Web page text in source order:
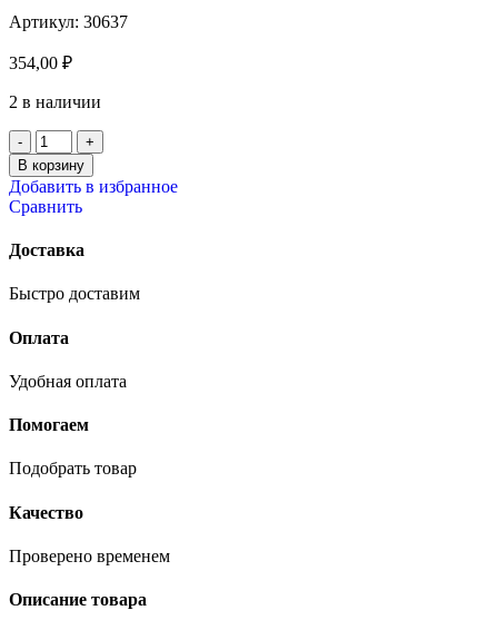
Артикул: 30637
354,00 ₽
2 в наличии
В корзину
Добавить в избранное
Сравнить
Доставка
Быстро доставим
Оплата
Удобная оплата
Помогаем
Подобрать товар
Качество
Проверено временем
Описание товара